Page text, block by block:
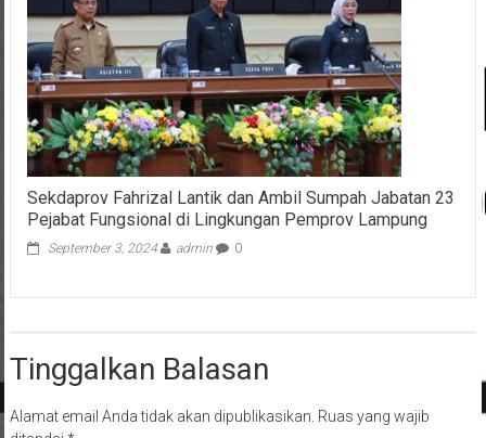
Sekdaprov Fahrizal Lantik dan Ambil Sumpah Jabatan 23
Pejabat Fungsional di Lingkungan Pemprov Lampung
September 3, 2024 admin 0
Tinggalkan Balasan
Alamat email Anda tidak akan dipublikasikan. Ruas yang wajib